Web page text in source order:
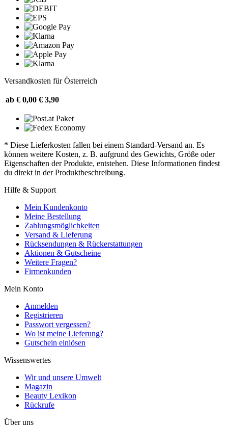
Versandkosten für Österreich
ab € 0,00 € 3,90
* Diese Lieferkosten fallen bei einem Standard-Versand an. Es
können weitere Kosten, z. B. aufgrund des Gewichts, Größe oder
Eigenschaften der Produkte, entstehen. Diese Informationen findest
du direkt in der Produktbeschreibung.
Hilfe & Support
Mein Kundenkonto
Meine Bestellung
Zahlungsmöglichkeiten
Versand & Lieferung
Rücksendungen & Rückerstattungen
Aktionen & Gutscheine
Weitere Fragen?
Firmenkunden
Mein Konto
Anmelden
Registrieren
Passwort vergessen?
Wo ist meine Lieferung?
Gutschein einlösen
Wissenswertes
Wir und unsere Umwelt
Magazin
Beauty Lexikon
Rückrufe
Über uns